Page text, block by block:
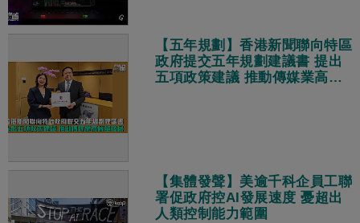
【五年規劃】香港新聞聯向特區
政府提交五年規劃建議書 提出
五項政策建議 推動傳媒業高質
【集體發聲】美逾千科企員工聯
署促政府控AI發展速度 憂超出
人類控制能力範圍